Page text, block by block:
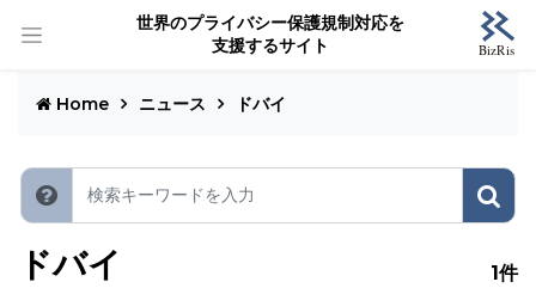
世界のプライバシー保護規制対応を
支援するサイト
Home ニュース ドバイ
ドバイ 1件